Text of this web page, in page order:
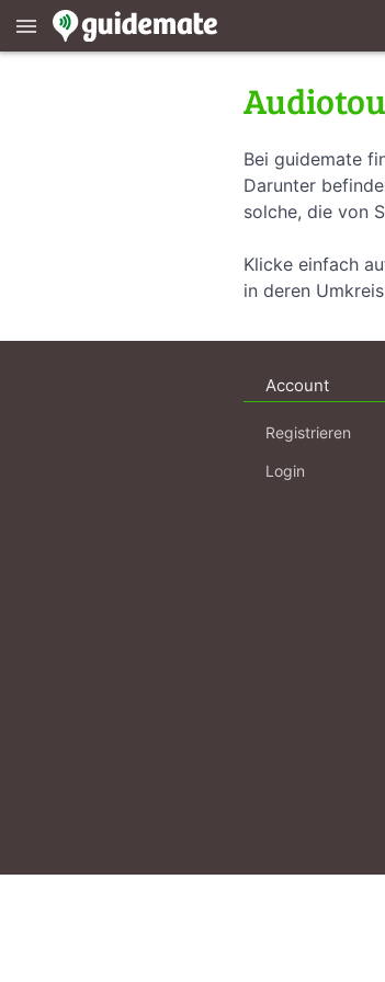
menu
Bei guidemate
Darunter
solche, die von
Klicke einfach
in deren
Account
Registrieren
Login